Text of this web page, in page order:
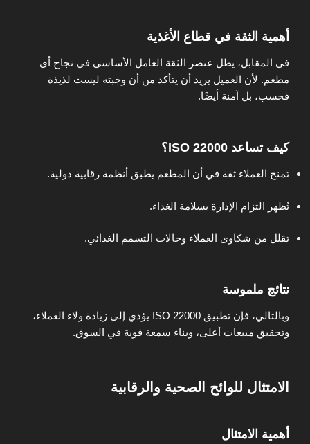
أهمية الثقة في قطاع الأغذية
في المقابل، يظل عنصر الثقة العامل الأساسي في نجاح أي
مطعم. لأن العميل يريد أن يتأكد من أن وجبته ليست لذيذة
فحسب، بل آمنة أيضًا.
كيف تساعد ISO 22000؟
تمنح العملاء ثقة في أن المطعم يطبق أنظمة رقابية دولية.
تُظهر التزام الإدارة بسلامة الغذاء.
تقلل من شكاوى العملاء وحالات التسمم الغذائي.
نتائج ملموسة
وبالتالي، فإن تطبيق ISO 22000 يؤدي إلى زيادة ولاء العملاء،
وتحقيق مبيعات أعلى، وبناء سمعة قوية في السوق.
الامتثال للوائح الصحية والرقابية
أهمية الامتثال